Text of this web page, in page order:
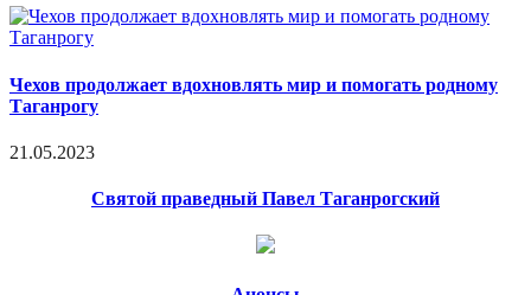
Чехов продолжает вдохновлять мир и помогать родному
Таганрогу
21.05.2023
Святой праведный Павел Таганрогский